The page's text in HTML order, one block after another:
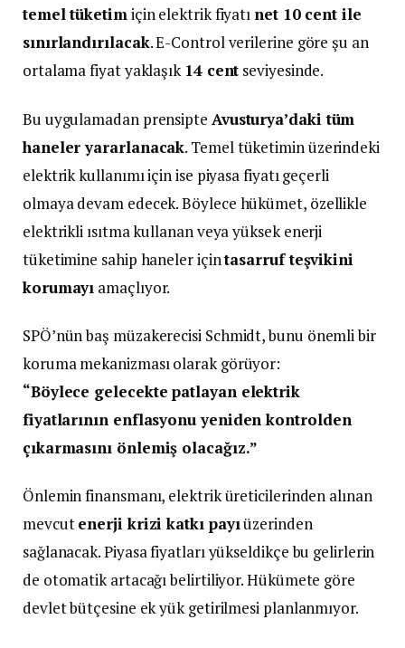
temel tüketimiçin elektrik fiyatı net 10 cent ile
sınırlandırılacak. E-Control verilerine göre şu an
ortalama fiyat yaklaşık 14 cent seviyesinde.
Bu uygulamadan prensipte Avusturya’daki tüm
haneler yararlanacak. Temel tüketimin üzerindeki
elektrik kullanımı için ise piyasa fiyatı geçerli
olmaya devam edecek. Böylece hükümet, özellikle
elektrikli ısıtma kullanan veya yüksek enerji
tüketimine sahip haneler içintasarruf teşvikini
korumayı amaçlıyor.
SPÖ’nün baş müzakerecisi Schmidt, bunu önemli bir
koruma mekanizması olarak görüyor:
“Böylece gelecekte patlayan elektrik
fiyatlarının enflasyonu yeniden kontrolden
çıkarmasını önlemiş olacağız.”
Önlemin finansmanı, elektrik üreticilerinden alınan
mevcutenerji krizi katkı payıüzerinden
sağlanacak. Piyasa fiyatları yükseldikçe bu gelirlerin
de otomatik artacağı belirtiliyor. Hükümete göre
devlet bütçesine ek yük getirilmesi planlanmıyor.